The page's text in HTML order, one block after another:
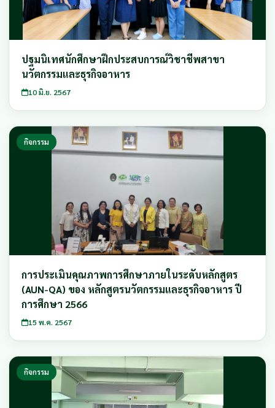
ปฐมนิเทศนักศึกษาฝึกประสบการณ์วิชาชีพสาขา
นวัตกรรมและธุรกิจอาหาร
10 มิ.ย. 2567
กิจกรรม
การประเมินคุณภาพการศึกษาภายในระดับหลักสูตร
(AUN-QA) ของ หลักสูตรนวัตกรรมและธุรกิจอาหาร ปี
การศึกษา 2566
15 พ.ค. 2567
กิจกรรม